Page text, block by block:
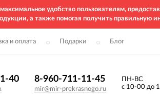
удобство пользователям,
а также помогая получить правильную
и оплата Подарки Блог
40 8-960-711-11-45
mir@mir-prekrasnogo.ru
ПН-ВС
с 10-00 до